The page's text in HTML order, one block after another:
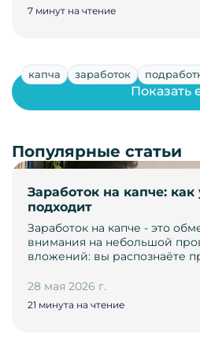
7 минут на чтение
капча заработок
Заработок на капче:
подходит
Заработок на капче - это
внимания на небольшой
вложений: вы распознаёте
28 мая 2026 г.
21 минута на чтение
Показать
Популярные статьи